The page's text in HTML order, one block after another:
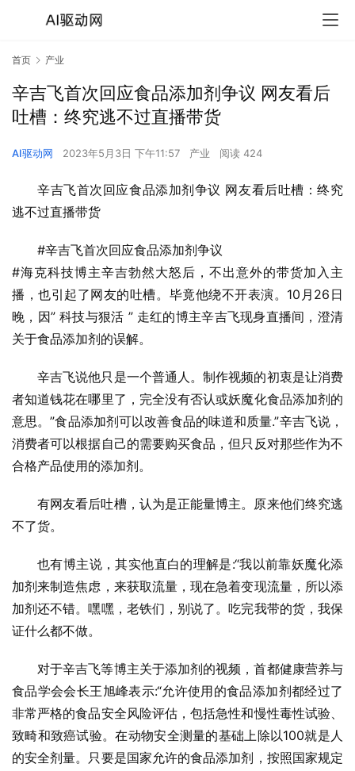
首页 产业
辛吉飞首次回应食品添加剂争议 网友看后
吐槽：终究逃不过直播带货
AI驱动网 2023年5月3日 下午11:57 产业 阅读 424
辛吉飞首次回应食品添加剂争议 网友看后吐槽：终究
逃不过直播带货
#辛吉飞首次回应食品添加剂争议
#海克科技博主辛吉勃然大怒后，不出意外的带货加入主
播，也引起了网友的吐槽。毕竟他绕不开表演。10月26日
晚，因” 科技与狠活 ” 走红的博主辛吉飞现身直播间，澄清
关于食品添加剂的误解。
辛吉飞说他只是一个普通人。制作视频的初衷是让消费
者知道钱花在哪里了，完全没有否认或妖魔化食品添加剂的
意思。”食品添加剂可以改善食品的味道和质量.”辛吉飞说，
消费者可以根据自己的需要购买食品，但只反对那些作为不
合格产品使用的添加剂。
有网友看后吐槽，认为是正能量博主。原来他们终究逃
不了货。
也有博主说，其实他直白的理解是:“我以前靠妖魔化添
加剂来制造焦虑，来获取流量，现在急着变现流量，所以添
加剂还不错。嘿嘿，老铁们，别说了。吃完我带的货，我保
证什么都不做。
对于辛吉飞等博主关于添加剂的视频，首都健康营养与
食品学会会长王旭峰表示:“允许使用的食品添加剂都经过了
非常严格的食品安全风险评估，包括急性和慢性毒性试验、
致畸和致癌试验。在动物安全测量的基础上除以100就是人
的安全剂量。只要是国家允许的食品添加剂，按照国家规定